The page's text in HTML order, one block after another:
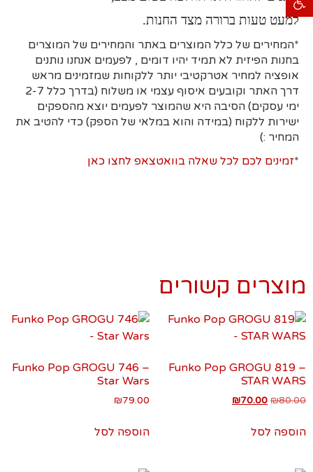
למעט טעות ברורה מצד החנות.
*המחירים של כלל המוצרים באתר והמחירים של המוצרים
בחנות הפיזית לא תמיד יהיו דומים , לפעמים אנחנו נותנים
אופציה למחיר אטרקטיבי יותר ללקוחות שמזמינים מראש
דרך האתר וקובעים איסוף עצמי או משלוח (בדרך כלל 2-7
ימי עסקים) הסיבה היא שהמוצר לפעמים יוצא מהספקים
ישירות ללקוח (במידה והוא במלאי של הספק) כדי להטיב את
המחיר :)
*זמינים לכם לכל שאלה בוואטצאפ לחצו כאן
מוצרים קשורים
Funko Pop GROGU 819 –
STAR WARS
₪80.00
₪70.00
הוספה לסל
Funko Pop GROGU 746 –
Star Wars
₪79.00
הוספה לסל